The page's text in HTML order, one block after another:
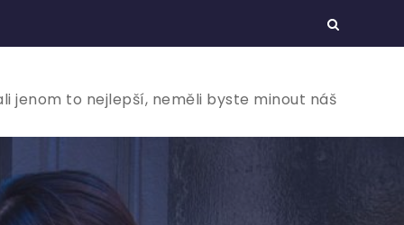
jenom to nejlepší, neměli byste minout náš